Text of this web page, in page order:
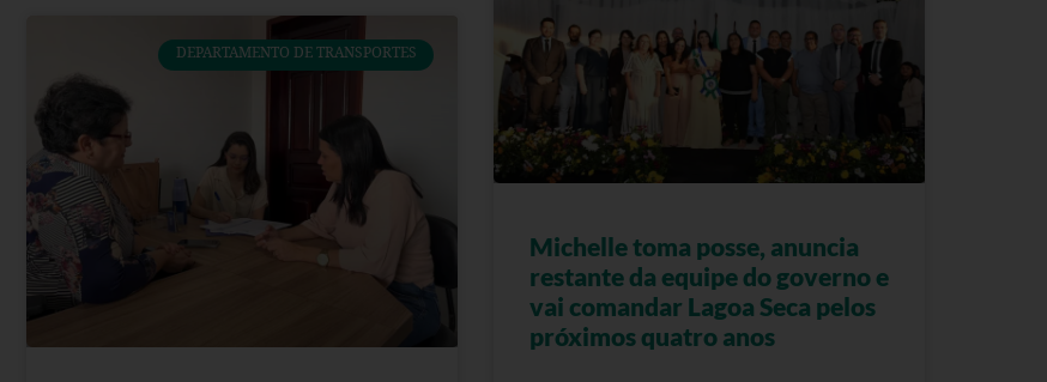
DEPARTAMENTO DE TRANSPORTES
Michelle toma posse, anuncia
restante da equipe do governo e
vai comandar Lagoa Seca pelos
próximos quatro anos